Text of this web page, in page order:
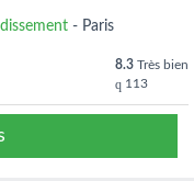
- Paris
8.3 Très bien
113